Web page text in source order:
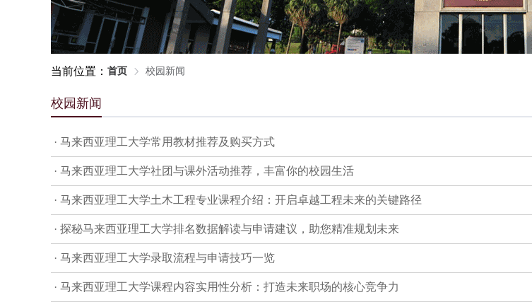
当前位置： 首页 校园新闻
校园新闻
· 马来西亚理工大学常用教材推荐及购买方式
· 马来西亚理工大学社团与课外活动推荐，丰富你的校园生活
· 马来西亚理工大学土木工程专业课程介绍：开启卓越工程未来的关键路径
· 探秘马来西亚理工大学排名数据解读与申请建议，助您精准规划未来
· 马来西亚理工大学录取流程与申请技巧一览
· 马来西亚理工大学课程内容实用性分析：打造未来职场的核心竞争力